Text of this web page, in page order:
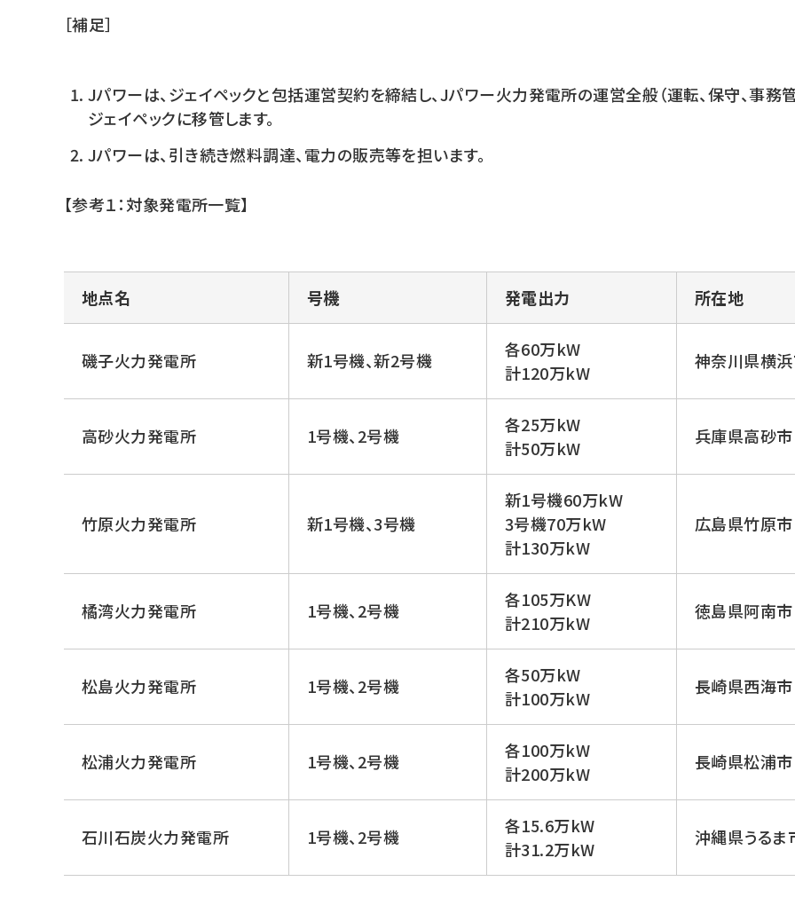
［補足］
Jパワーは、ジェイペックと包括運営契約を締結し、Jパワー火力発電所の運営全般（運転、保守、事務
ジェイペックに移管します。
Jパワーは、引き続き燃料調達、電力の販売等を担います。
【参考１：対象発電所一覧】
地点名 号機 発電出力 所在地
磯子火力発電所 新1号機、新2号機
各60万kW
計120万kW
神奈川県横
高砂火力発電所 1号機、2号機
各25万kW
計50万kW
兵庫県高砂市
竹原火力発電所 新1号機、3号機
新1号機60万kW
3号機70万kW
計130万kW
広島県竹原市
橘湾火力発電所 1号機、2号機
各105万KW
計210万kW
徳島県阿南市
松島火力発電所 1号機、2号機
各50万kW
計100万kW
長崎県西海市
松浦火力発電所 1号機、2号機
各100万kW
計200万kW
長崎県松浦市
石川石炭火力発電所 1号機、2号機
各15.6万kW
計31.2万kW
沖縄県うるま